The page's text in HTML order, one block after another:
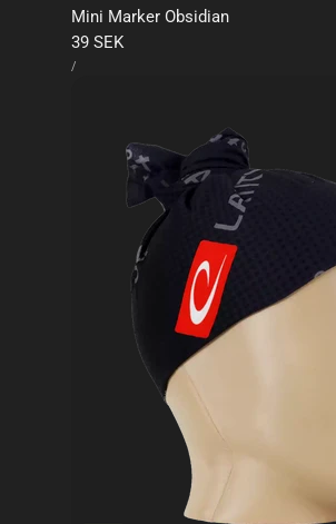
Mini Marker Obsidian
Ordinarie
pris
39 SEK
ENHETSPRIS
/